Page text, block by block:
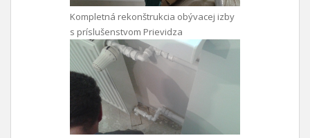
Kompletná rekonštrukcia obývacej izby
s príslušenstvom Prievidza